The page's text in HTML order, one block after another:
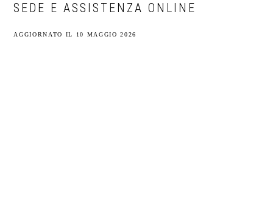
SEDE E ASSISTENZA ONLINE
AGGIORNATO IL 10 MAGGIO 2026